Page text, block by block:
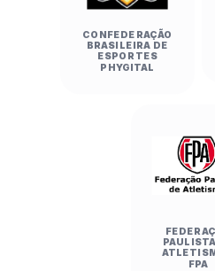
CONFEDERAÇÃO
BRASILEIRA DE
ESPORTES
PHYGITAL
FPA